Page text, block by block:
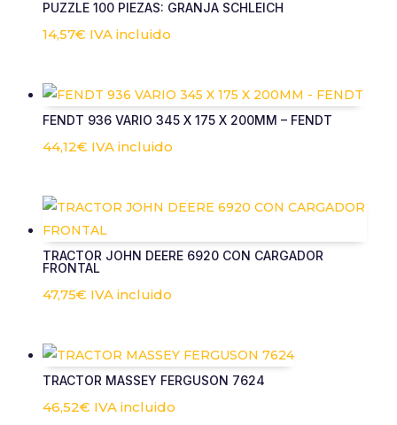
PUZZLE 100 PIEZAS: GRANJA SCHLEICH
14,57€ IVA incluido
FENDT 936 VARIO 345 X 175 X 200MM – FENDT
44,12€ IVA incluido
TRACTOR JOHN DEERE 6920 CON CARGADOR
FRONTAL
47,75€ IVA incluido
TRACTOR MASSEY FERGUSON 7624
46,52€ IVA incluido